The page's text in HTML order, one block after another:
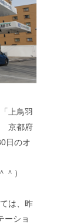
上鳥羽
京都府
日のオ
）
は、昨
ーショ